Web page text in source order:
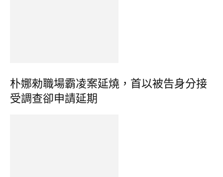
朴娜勑職場霸凌案延燒，首以被告身分接
受調查卻申請延期